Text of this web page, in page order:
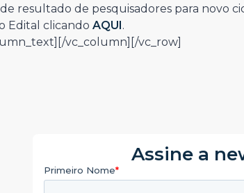
resultado de pesquisadores para novo
Edital clicando AQUI .
vc_column][/vc_row]
Assine a